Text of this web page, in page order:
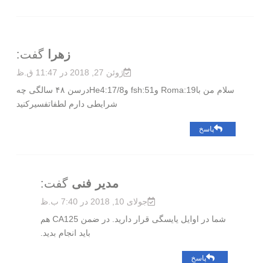
زهرا گفت:
ژوئن 27, 2018 در 11:47 ق.ظ
سلام من باRoma:19 وfsh:51 وHe4:17/8درسن ۴۸ سالگی چه
شرایطی دارم لطفاتفسیرکنید
پاسخ
مدیر فنی گفت:
جولای 10, 2018 در 7:40 ب.ظ
شما در اوایل یایسگی قرار دارید. در ضمن CA125 هم
باید انجام بدید.
پاسخ